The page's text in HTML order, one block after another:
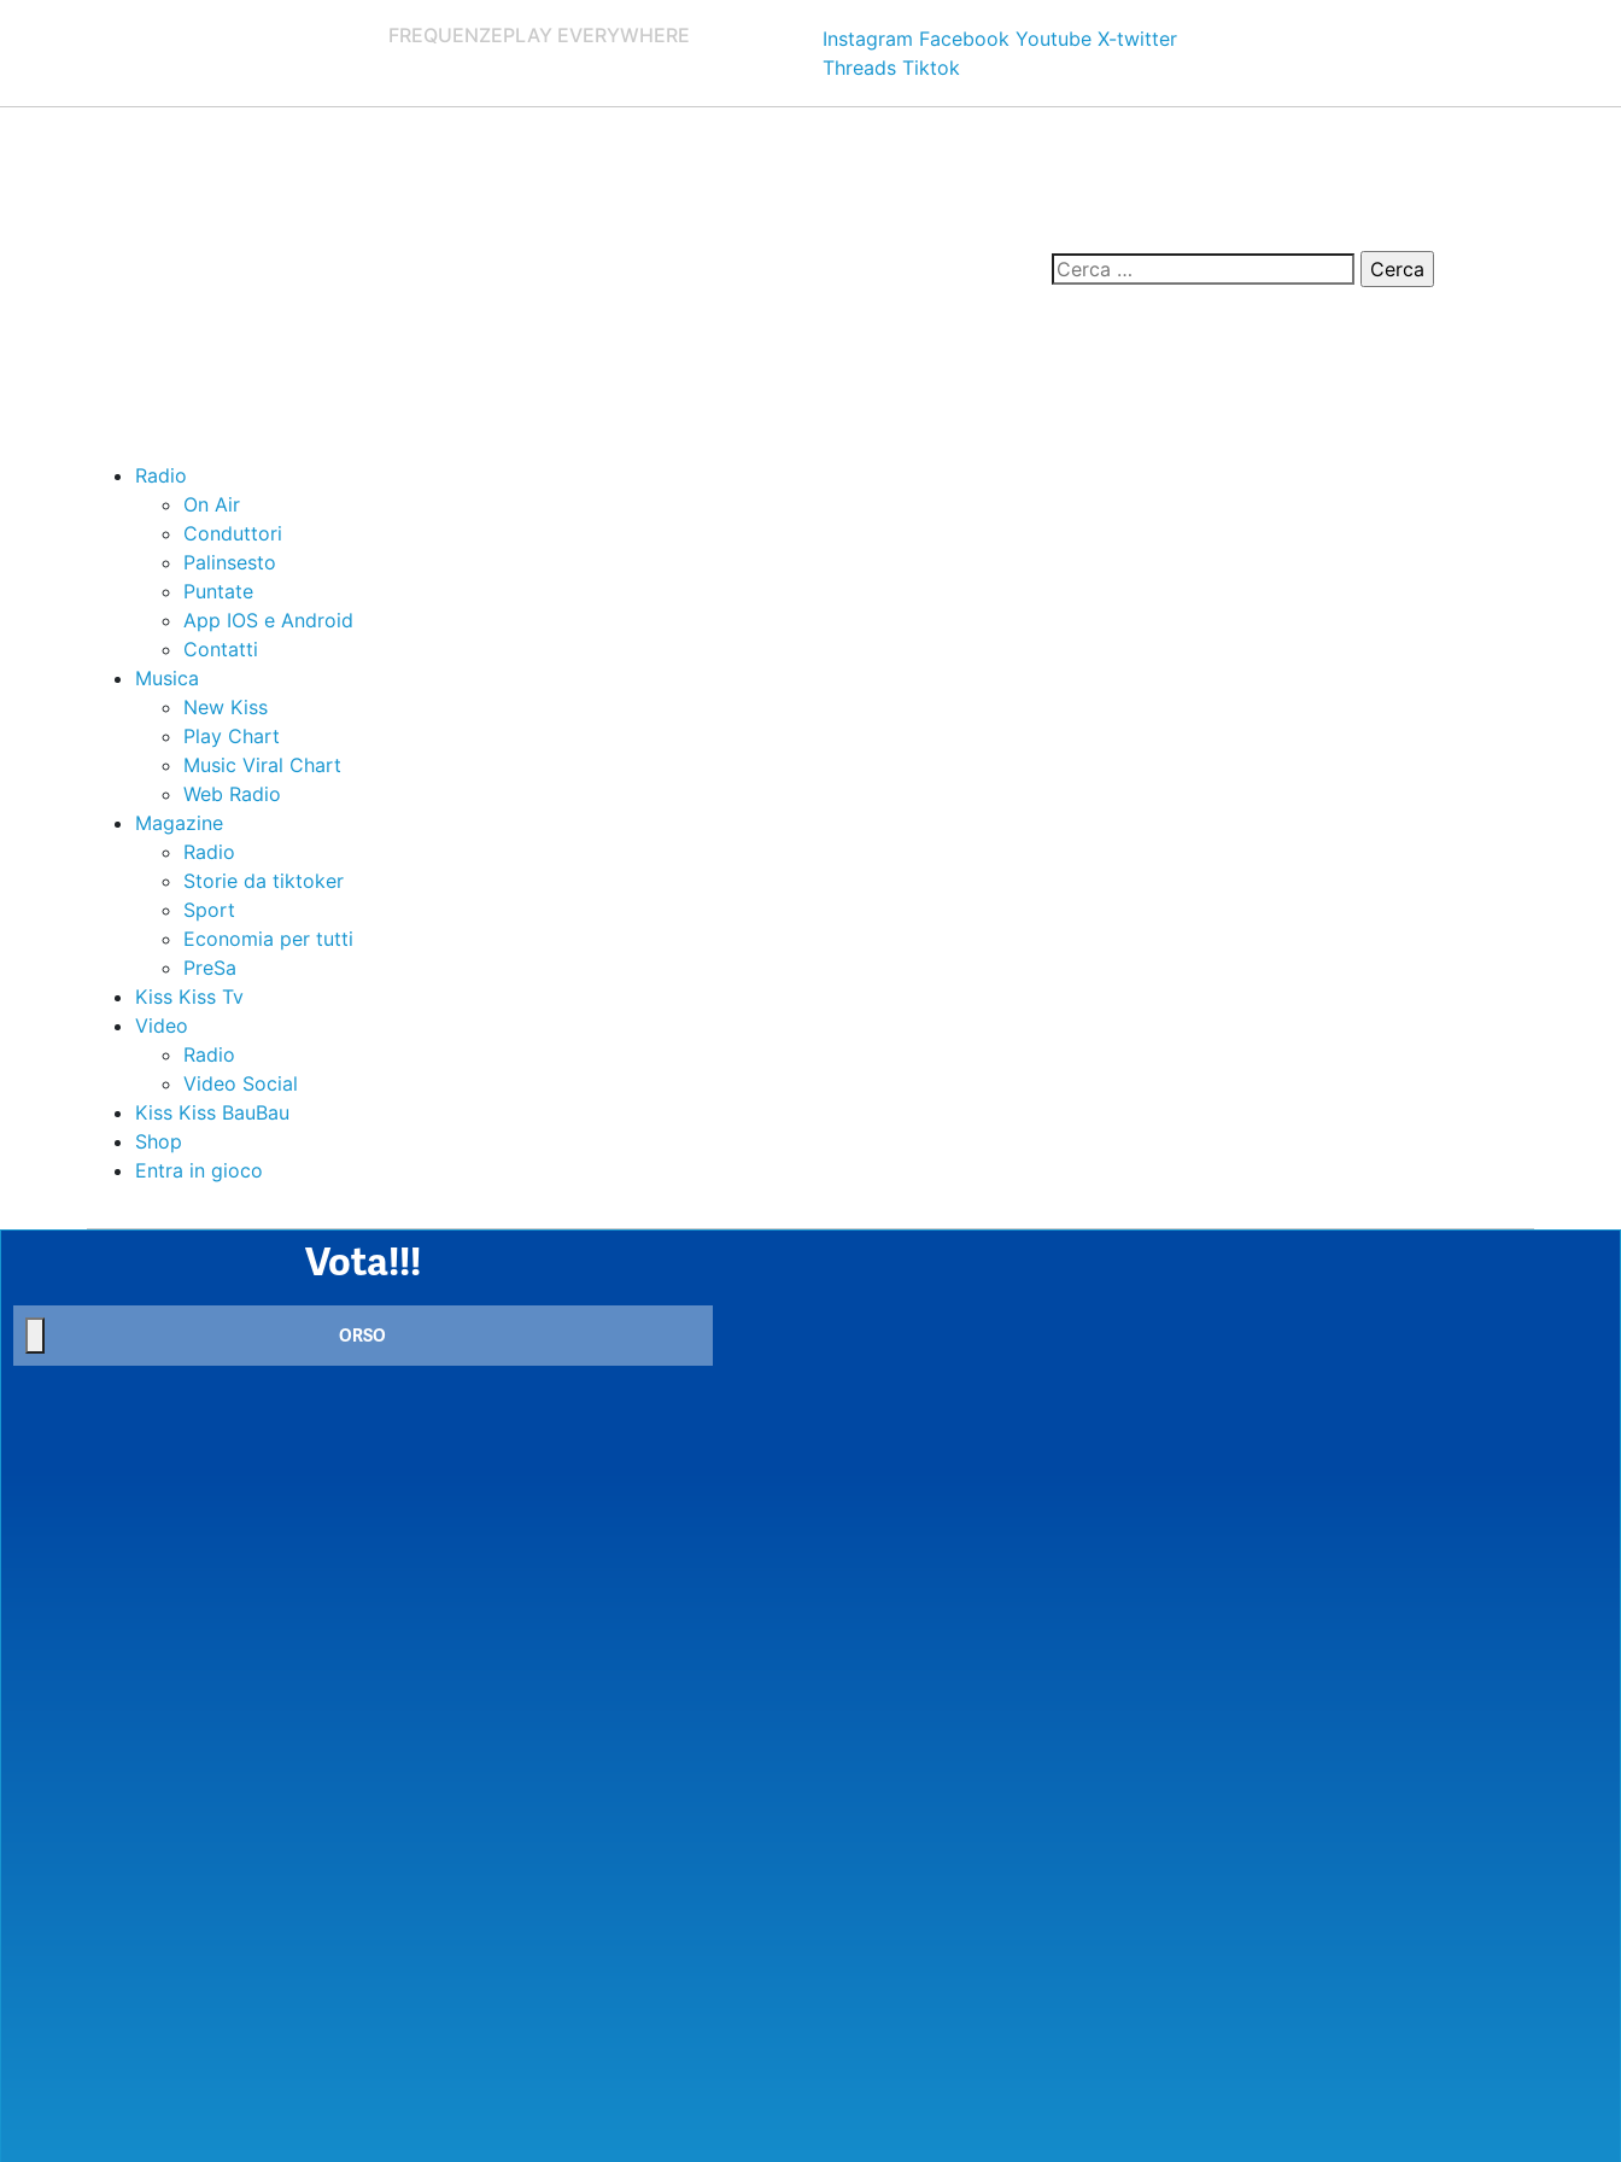
FREQUENZEPLAY EVERYWHERE Instagram Facebook Youtube X-twitter
Threads Tiktok
Radio
On Air
Conduttori
Palinsesto
Puntate
App IOS e Android
Contatti
Musica
New Kiss
Play Chart
Music Viral Chart
Web Radio
Magazine
Radio
Storie da tiktoker
Sport
Economia per tutti
PreSa
Kiss Kiss Tv
Video
Radio
Video Social
Kiss Kiss BauBau
Shop
Entra in gioco
Vota!!!
ORSO